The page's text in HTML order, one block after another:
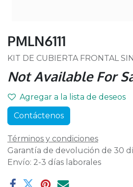
PMLN6111
KIT DE CUBIERTA FRONTAL
Not Available For
Agregar a la lista de deseos
Contáctenos
Términos y condiciones
Garantía de devolución de 30
Envío: 2-3 días laborales